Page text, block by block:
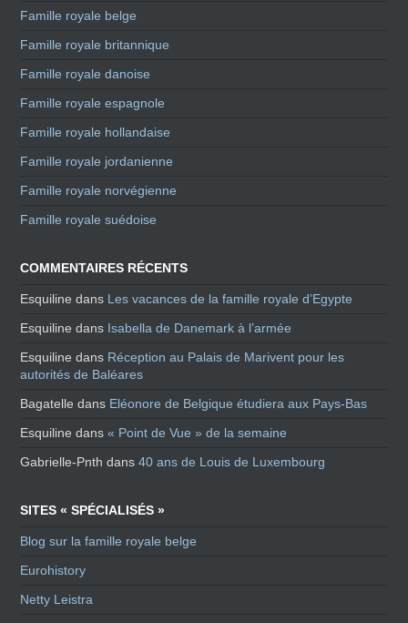
Famille royale belge
Famille royale britannique
Famille royale danoise
Famille royale espagnole
Famille royale hollandaise
Famille royale jordanienne
Famille royale norvégienne
Famille royale suédoise
COMMENTAIRES RÉCENTS
Esquiline dans Les vacances de la famille royale d’Egypte
Esquiline dans Isabella de Danemark à l’armée
Esquiline dans Réception au Palais de Marivent pour les
autorités de Baléares
Bagatelle dans Eléonore de Belgique étudiera aux Pays-Bas
Esquiline dans« Point de Vue » de la semaine
Gabrielle-Pnth dans40 ans de Louis de Luxembourg
SITES « SPÉCIALISÉS »
Blog sur la famille royale belge
Eurohistory
Netty Leistra